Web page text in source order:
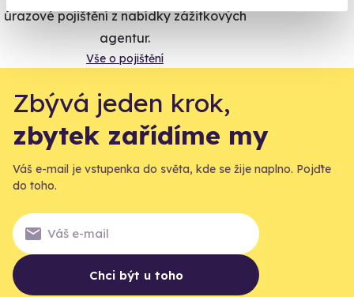
úrazové pojištění z nabídky zážitkových
agentur.
Vše o pojištění
Zbývá jeden krok,
zbytek zařídíme my
Váš e-mail je vstupenka do světa, kde se žije naplno. Pojďte
do toho.
Chci být u toho